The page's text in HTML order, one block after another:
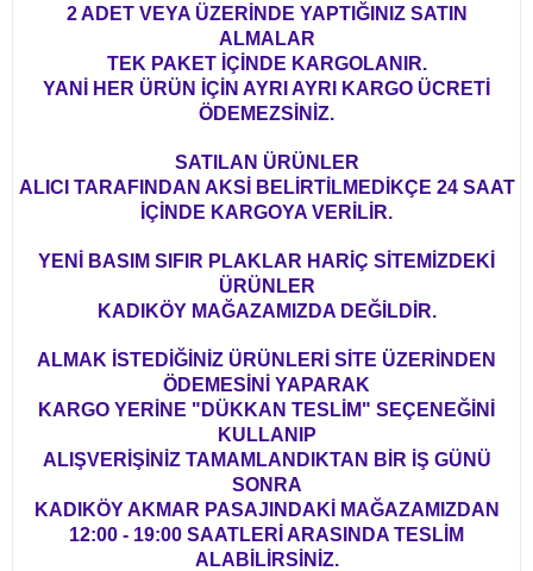
2 ADET VEYA ÜZERİNDE YAPTIĞINIZ SATIN
ALMALAR
TEK PAKET İÇİNDE KARGOLANIR.
YANİ HER ÜRÜN İÇİN AYRI AYRI KARGO ÜCRETİ
ÖDEMEZSİNİZ.
SATILAN ÜRÜNLER
ALICI TARAFINDAN AKSİ BELİRTİLMEDİKÇE 24 SAAT
İÇİNDE KARGOYA VERİLİR.
YENİ BASIM SIFIR PLAKLAR HARİÇ SİTEMİZDEKİ
ÜRÜNLER
KADIKÖY MAĞAZAMIZDA DEĞİLDİR.
ALMAK İSTEDİĞİNİZ ÜRÜNLERİ SİTE ÜZERİNDEN
ÖDEMESİNİ YAPARAK
KARGO YERİNE "DÜKKAN TESLİM" SEÇENEĞİNİ
KULLANIP
ALIŞVERİŞİNİZ TAMAMLANDIKTAN BİR İŞ GÜNÜ
SONRA
KADIKÖY AKMAR PASAJINDAKİ MAĞAZAMIZDAN
12:00 - 19:00 SAATLERİ ARASINDA TESLİM
ALABİLİRSİNİZ.